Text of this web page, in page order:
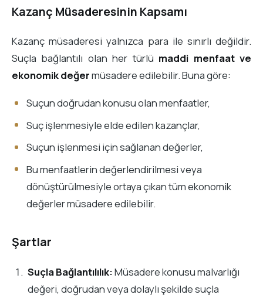
Kazanç Müsaderesinin Kapsamı
Kazanç müsaderesi yalnızca para ile sınırlı değildir.
Suçla bağlantılı olan her türlü maddi menfaat ve
ekonomik değermüsadere edilebilir. Buna göre:
Suçun doğrudan konusu olan menfaatler,
Suç işlenmesiyle elde edilen kazançlar,
Suçun işlenmesi için sağlanan değerler,
Bu menfaatlerin değerlendirilmesi veya
dönüştürülmesiyle ortaya çıkan tüm ekonomik
değerler müsadere edilebilir.
Şartlar
Suçla Bağlantılılık:Müsadere konusu malvarlığı
değeri, doğrudan veya dolaylı şekilde suçla